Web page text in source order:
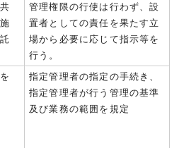
管理権限の行使は行わず、設
置者としての責任を果たす立
場から必要に応じて指示等を
行う。
指定管理者の指定の手続き、
指定管理者が行う管理の基準
及び業務の範囲を規定